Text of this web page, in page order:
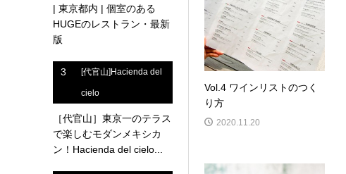
Vol.4 ワインリストのつく
り方
2020.11.20
| 東京都内 | 個室のある
HUGEのレストラン・最新
版
3 [代官山]Hacienda del
cielo
［代官山］東京一のテラス
で楽しむモダンメキシカ
ン！Hacienda del cielo...